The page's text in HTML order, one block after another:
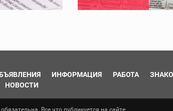
ИНФОРМАЦИЯ РАБОТА
НОВОСТИ
Все что публикуется на сайте,